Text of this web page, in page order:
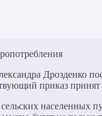
Дрозденко
приказ
населенных